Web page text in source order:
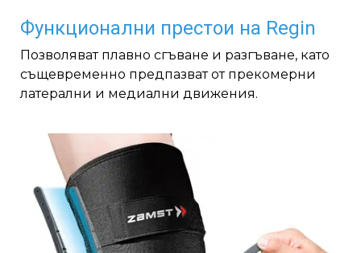
Функционални престои на Regin
Позволяват плавно сгъване и разгъване, като
същевременно предпазват от прекомерни
латерални и медиални движения.